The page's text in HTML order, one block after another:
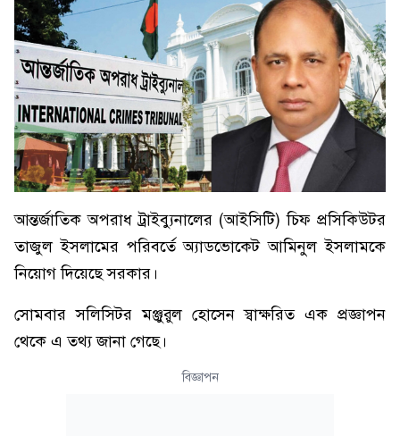
আন্তর্জাতিক অপরাধ ট্রাইব্যুনালের (আইসিটি) চিফ প্রসিকিউটর
তাজুল ইসলামের পরিবর্তে অ্যাডভোকেট আমিনুল ইসলামকে
নিয়োগ দিয়েছে সরকার।
সোমবার সলিসিটর মঞ্জুরুল হোসেন স্বাক্ষরিত এক প্রজ্ঞাপন
থেকে এ তথ্য জানা গেছে।
বিজ্ঞাপন